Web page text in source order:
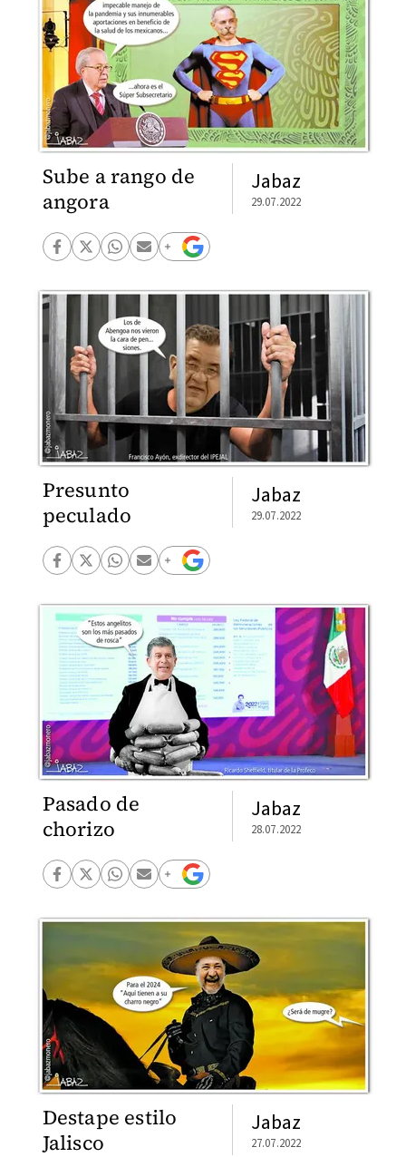
Sube a rango de
angora
Jabaz
29.07.2022
Presunto
peculado
Jabaz
29.07.2022
Pasado de
chorizo
Jabaz
28.07.2022
Destape estilo
Jalisco
Jabaz
27.07.2022